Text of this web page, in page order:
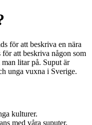
för att beskriva en nära
att beskriva någon som
litar på. Suput är
unga vuxna i Sverige.
kulturer.
med våra suputer.